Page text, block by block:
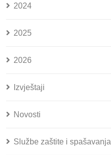
2024
2025
2026
Izvještaji
Novosti
Službe zaštite i spašavanja